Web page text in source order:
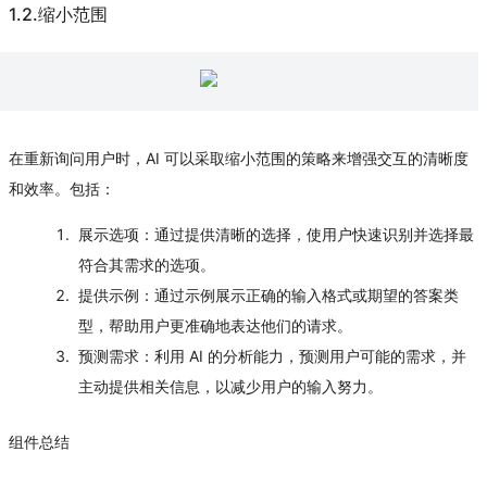
1.2.缩小范围
在重新询问用户时，AI 可以采取缩小范围的策略来增强交互的清晰度
和效率。包括：
展示选项 ：通过提供清晰的选择，使用户快速识别并选择最
符合其需求的选项。
提供示例 ：通过示例展示正确的输入格式或期望的答案类
型，帮助用户更准确地表达他们的请求。
预测需求 ：利用 AI 的分析能力，预测用户可能的需求，并
主动提供相关信息，以减少用户的输入努力。
组件总结